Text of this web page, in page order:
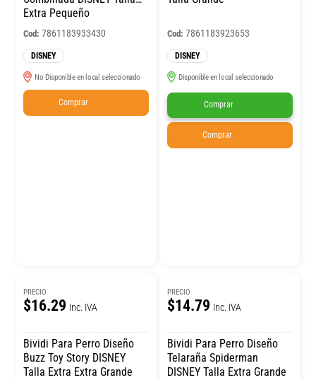
Extra Pequeño
Cod: 7861183933430
DISNEY
No Disponible en local seleccionado
Comprar
Cod: 7861183923653
DISNEY
Disponible en local seleccionado
Comprar
Comprar
PRECIO
$16.29 Inc. IVA
Bividi Para Perro Diseño
Buzz Toy Story DISNEY
Talla Extra Extra Grande
PRECIO
$14.79 Inc. IVA
Bividi Para Perro Diseño
Telaraña Spiderman
DISNEY Talla Extra Grande